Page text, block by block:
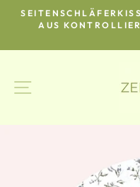
Direkt
AUS